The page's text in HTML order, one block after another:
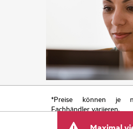
*Preise können je
Fachhändler variieren.